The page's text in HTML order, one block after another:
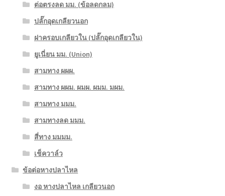
ต่อตรงลด มม. (ข้อลดกลม)
ปลั๊กอุดเกลียวนอก
ฝาครอบเกลียวใน (ปลั๊กอุดเกลียวใน)
ยูเนี่ยน มม. (Union)
สามทาง ผผผ.
สามทาง ผผม. ผมผ. ผมม. มผม.
สามทาง มมม.
สามทางลด มมม.
สี่ทาง มมมม.
เช็ควาล์ว
ข้อต่อหางปลาไหล
งอ หางปลาไหล เกลียวนอก